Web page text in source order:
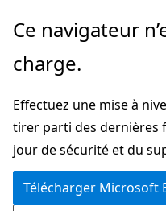
Passer
directement
au
principal
Ce navigateur
charge.
Effectuez une mise à
tirer parti des dernières
jour de sécurité et du
Télécharger Microsoft